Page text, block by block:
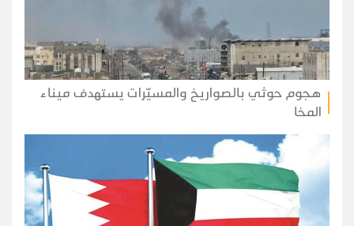
هجوم حوثي بالصواريخ والمسيّرات يستهدف ميناء
المخا